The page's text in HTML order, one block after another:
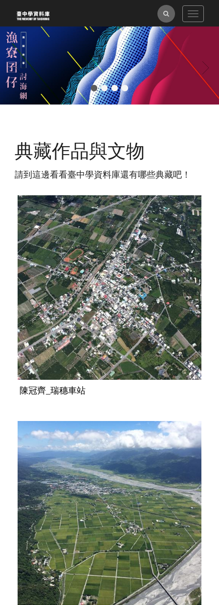
主
要
內
容
區
全
文
檢
Toggle
上
一
張
張
典藏作品與文物
請到這邊看看臺中學資料庫還有哪些典藏吧！
陳冠齊_瑞穗車站